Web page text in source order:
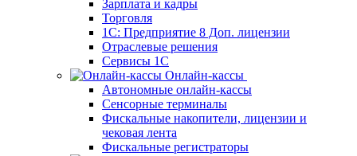
Зарплата и кадры
Торговля
1C: Предприятие 8 Доп. лицензии
Отраслевые решения
Сервисы 1С
Онлайн-кассы
Автономные онлайн-кассы
Сенсорные терминалы
Фискальные накопители, лицензии и
чековая лента
Фискальные регистраторы